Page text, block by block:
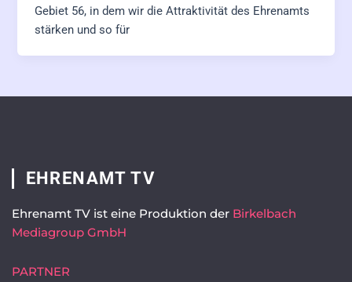
Gebiet 56, in dem wir die Attraktivität des Ehrenamts
stärken und so für
EHRENAMT TV
Ehrenamt TV ist eine Produktion der Birkelbach
Mediagroup GmbH
PARTNER